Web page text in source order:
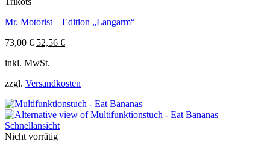
Produktseite
gewählt
werden
Mr. Motorist – Edition „Langarm“
73,00€ Ursprünglicher
war:
52,56 €Aktueller
Produkt
mehrere
auf.
Die
Optionen
können
inkl. MwSt.
zzgl. Versandkosten
Schnellansicht
Nicht vorrätig